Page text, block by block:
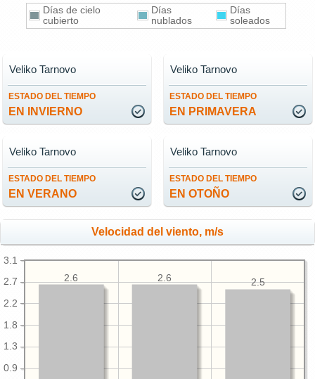
Días de cielo
cubierto
Días
nublados
Días
soleados
ESTADO DEL TIEMPO
EN INVIERNO
Veliko Tarnovo
ESTADO DEL TIEMPO
EN PRIMAVERA
Veliko Tarnovo
ESTADO DEL TIEMPO
EN VERANO
Veliko Tarnovo
ESTADO DEL TIEMPO
EN OTOÑO
Veliko Tarnovo
Velocidad del viento, m/s
0.9
1.3
1.8
2.2
2.7
3.1
2.5
2.6
2.6